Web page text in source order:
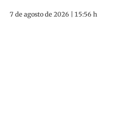
7 de agosto de 2026 | 15:56 h